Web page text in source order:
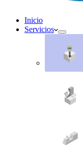
Inicio
Servicios